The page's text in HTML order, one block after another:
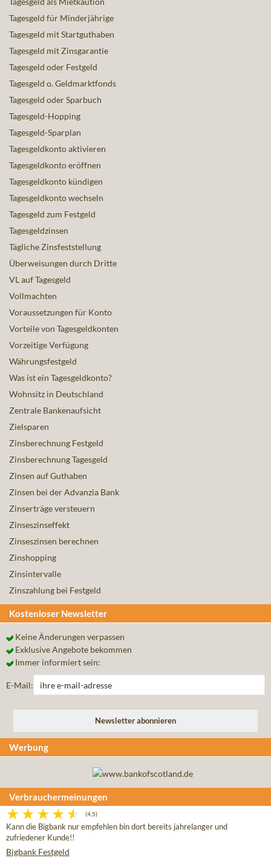
Tagesgeld für Minderjährige
Tagesgeld mit Startguthaben
Tagesgeld mit Zinsgarantie
Tagesgeld oder Festgeld
Tagesgeld o. Geldmarktfonds
Tagesgeld oder Sparbuch
Tagesgeld-Hopping
Tagesgeld-Sparplan
Tagesgeldkonto aktivieren
Tagesgeldkonto eröffnen
Tagesgeldkonto kündigen
Tagesgeldkonto wechseln
Tagesgeld zum Festgeld
Tagesgeldzinsen
Tägliche Zinsfeststellung
Überweisungen durch Dritte
VL auf Tagesgeld
Vollmachten
Voraussetzungen für Konto
Vorteile von Tagesgeldkonten
Vorzeitige Verfügung
Währungsfestgeld
Was ist ein Tagesgeldkonto?
Wohnsitz in Deutschland
Zentrale Bankenaufsicht
Zielsparen
Zinsberechnung Festgeld
Zinsberechnung Tagesgeld
Zinsen auf Guthaben
Zinsen bei der Advanzia Bank
Zinserträge versteuern
Zinseszinseffekt
Zinseszinsen berechnen
Zinshopping
Zinsintervalle
Zinszahlung bei Festgeld
Kostenloser Newsletter
Keine Änderungen verpassen
Exklusive Angebote bekommen
Immer informiert sein:
E-Mail:
Werbung
Verbrauchermeinungen
(4,5)
Kann die Bigbank nur empfehlen bin dort bereits jahrelanger und
zufriedener Kunde!!
Bigbank Festgeld